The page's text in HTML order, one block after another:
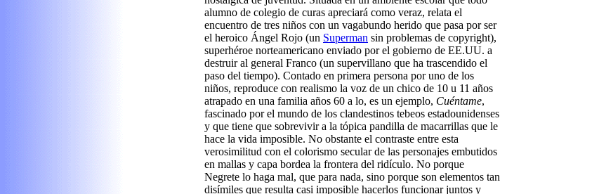
alumno de colegio de curas apreciará como veraz, relata el
encuentro de tres niños con un vagabundo herido que pasa por ser
el heroico Ángel Rojo (un Superman sin problemas de copyright),
superhéroe norteamericano enviado por el gobierno de EE.UU. a
destruir al general Franco (un supervillano que ha trascendido el
paso del tiempo). Contado en primera persona por uno de los
niños, reproduce con realismo la voz de un chico de 10 u 11 años
atrapado en una familia años 60 a lo, es un ejemplo, Cuéntame,
fascinado por el mundo de los clandestinos tebeos estadounidenses
y que tiene que sobrevivir a la tópica pandilla de macarrillas que le
hace la vida imposible. No obstante el contraste entre esta
verosimilitud con el colorismo secular de las personajes embutidos
en mallas y capa bordea la frontera del ridículo. No porque
Negrete lo haga mal, que para nada, sino porque son elementos tan
disímiles que resulta casi imposible hacerlos funcionar juntos y